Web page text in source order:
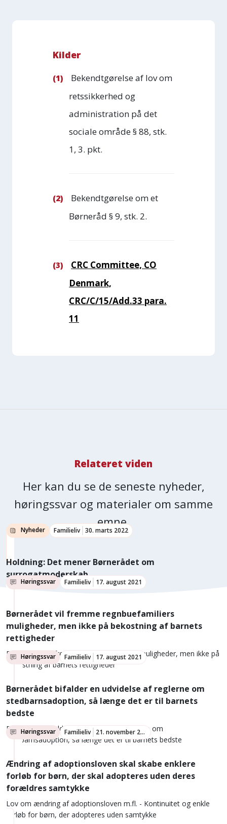
Kilder
Bekendtgørelse af lov om
retssikkerhed og
administration på det
sociale område § 88, stk.
1, 3. pkt.
Bekendtgørelse om et
Børneråd § 9, stk. 2.
CRC Committee, CO
Denmark,
CRC/C/15/Add.33 para.
11
Relateret viden
Her kan du se de seneste nyheder,
høringssvar og materialer om samme
emne.
Holdning: Det mener Børnerådet om
surrogatmoderskab
Nyheder Familieliv 30. marts 2022
Børnerådet vil fremme regnbuefamiliers
muligheder, men ikke på bekostning af barnets
rettigheder
Børnerådet vil fremme regnbuefamiliers muligheder, men ikke på
bekostning af barnets rettigheder
Høringssvar Familieliv 17. august 2021
Børnerådet bifalder en udvidelse af reglerne om
stedbarnsadoption, så længe det er til barnets
bedste
Børnerådet bifalder en udvidelse af reglerne om
stedbarnsadoption, så længe det er til barnets bedste
Høringssvar Familieliv 17. august 2021
Ændring af adoptionsloven skal skabe enklere
forløb for børn, der skal adopteres uden deres
forældres samtykke
Lov om ændring af adoptionsloven m.fl. - Kontinuitet og enkle
forløb for børn, der adopteres uden samtykke
Høringssvar Familieliv 21. november 2018